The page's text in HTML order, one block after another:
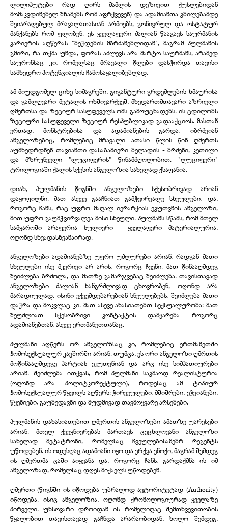
ლილიპუტები რად ღირს მამლის დეზივით ქუსლებიდან
მომაკვდინებელ შხამებს რომ აფრქვევენ) და ადამიანთა კბილებამდე
შეიარაღებულ მრავალათასიან არმიებს, გონივრულ და ოსტატურ
მანქანებს რომ ფლობენ. ეს ყველაფერი ძალიან წააგავს საურმანის
კარიერის აღწერას "ბეჭდების მბრძანებლიდან", მაგრამ პულმანის
გმირი, რა თქმა უნდა, ფორას აძლევს არა მარტო საურმანს, არამედ
საურონსაც კი, რომელსაც მრავალი წლები დასჭირდა თავისი
სამხედრო პოტენციალის ჩამოსაყალიბებლად.
ამ მიუდგომელ ციხე-სიმაგრეში, გიგანტური გრდემლების ხმაურისა
და გამლღვარი მეტალის ოხშივარქვეშ, მხედართმთავარი აზრიელი
ღმერთსა და ზეციურ სასუფეველს ომს გამოუცხადებს. ის ცდილობს
ზეციური სასუფეველი ზეციურ რესპუბლიკად გადააქციოს. მასთან
ერთად, მონსტრებისა და ადამიანების გარდა, იბრძვიან
ანგელოზებიც, რომლებიც მრავალი ათასი წლის წინ ღმერთს
აუმხედრდნენ თავიანთი დასაბამიერი ბელადის - ბრძენი, კეთილი
და მზრუნველი "ლუციფერის" წინამძღოლობით. "ლუციფერი"
ტრილოგიაში ქალის სქესის ანგელოზია სახელად ქსაფანია.
დიახ, პულმანის წიგნში ანგელოზები სქესობრივად არიან
დაყოფილნი. მათ ასევე გააჩნიათ გამჭვირვალე სხეულები, და,
როგორც ჩანს, რაც უფრო მაღალ იერარქიას ეკუთვნის ანგელოზი,
მით უფრო გაუმჭვირვალეა მისი სხეული. პულმანს სწამს, რომ მთელ
სამყაროში არაფერია სულიერი - ყველაფერი მატერიალურია,
ოღონდ სხვადასხვანაირად.
ანგელოზები ადამიანებზე უფრო უძლურები არიან, რადგან მათი
სხეულები ისე მკვრივი არ არის, როგორც ჩვენი. მათ წინააღმდეგ
შეიძლება ბრძოლა, და მათზე გამარჯვებაც შეიძლება. თავისთავად
ანგელოზები ძალიან ხანგრძლივად ცხოვრობენ, ოღონდ არა
მარადიულად. ისინი ექვემდებარებიან სნეულებებს, შეიძლება მათი
დაჭრა და მოკვლაც კი. მათ ასევე ახასიათებთ სექსუალურობა: მათ
შეუძლიათ სქესობრივი კონტაქტის დამყარება როგორც
ადამიანებთან, ასევე ერთმანეთთანაც.
პულმანი აღწერს ორ ანგელოზსაც კი, რომლებიც ერთმანეთში
ჰომოსექსუალურ კავშირში არიან. თუმცა, ეს ორი ანგელოზი ღმრთის
მოწინააღმდეგე პარტიას ეკუთვნიან და არც ისე სიმპათიურები
არიან. შეიძლება ითქვას, რომ პულმანი საკმაოდ რეალისტურია
(ოღონდ არა პოლიტკორექტული), როდესაც ამ ტიპიურ
ჰომოსექსუალურ წყვილს აღწერს: ჭირვეულები, მშიშრები, ეჭვიანები,
წყენიები, გაუბედავნი და მუდმივად თავმოყვარე არსებები.
პულმანის დახასიათებით ღმერთის ანგელოზები ამათზე უარესები
არიან. მთელ ქვეყნიერებას მართავს ცეცხლოვანი ანგელოზი
სახელად მეტატრონი, რომელსაც ჩვეულებისამებრ რეგენტს
უწოდებენ. ის ოდესღაც ადამიანი იყო და ერქვა ენოქი, მაგრამ შემდეგ
ის ღმერთმა ცაში აიყვანა და, როგორც ჩანს, გარდაქმნა ის იმ
ანგელოზად, რომელსაც დღეს მიქაელს უწოდებენ.
ღმერთი (წიგნში ის იწოდება უბრალოდ ავტორიტეტად (Authority)
იწოდება. ისიც ანგელოზია, ოღონდ ქრონოლოგიურად ყველაზე
პირველი. უხსოვარი დროიდან ის რომელიღაც შემთხვევითობის
წყალობით თავისთავად გაჩნდა არარაობიდან, ხოლო შემდეგ,